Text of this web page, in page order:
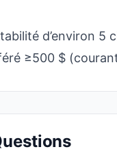
d’environ 5
≥500 $